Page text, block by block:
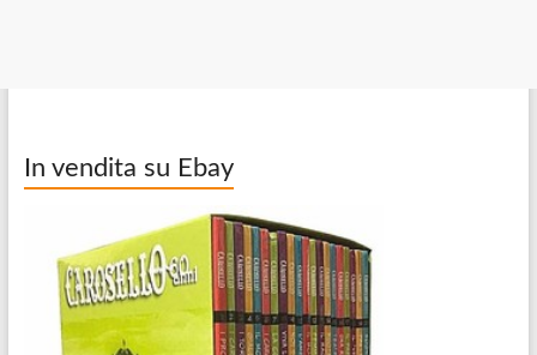
In vendita su Ebay